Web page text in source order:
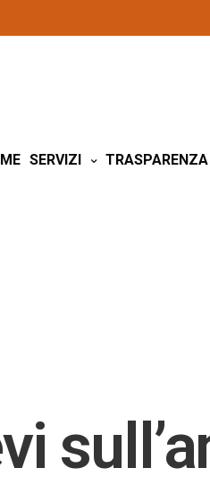
SERVIZI TRASPARENZA